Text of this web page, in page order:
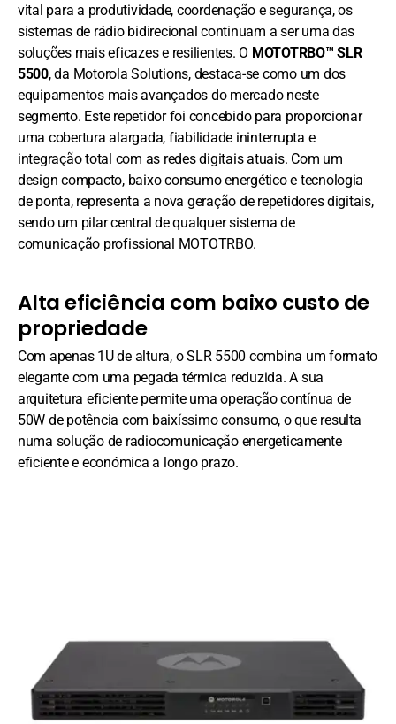
vital para a produtividade, coordenação e segurança, os
sistemas de rádio bidirecional continuam a ser uma das
soluções mais eficazes e resilientes. O MOTOTRBO™ SLR
5500, da Motorola Solutions, destaca-se como um dos
equipamentos mais avançados do mercado neste
segmento. Este repetidor foi concebido para proporcionar
uma cobertura alargada, fiabilidade ininterrupta e
integração total com as redes digitais atuais. Com um
design compacto, baixo consumo energético e tecnologia
de ponta, representa a nova geração de repetidores digitais,
sendo um pilar central de qualquer sistema de
comunicação profissional MOTOTRBO.
Alta eficiência com baixo custo de
propriedade
Com apenas 1U de altura, o SLR 5500 combina um formato
elegante com uma pegada térmica reduzida. A sua
arquitetura eficiente permite uma operação contínua de
50W de potência com baixíssimo consumo, o que resulta
numa solução de radiocomunicação energeticamente
eficiente e económica a longo prazo.